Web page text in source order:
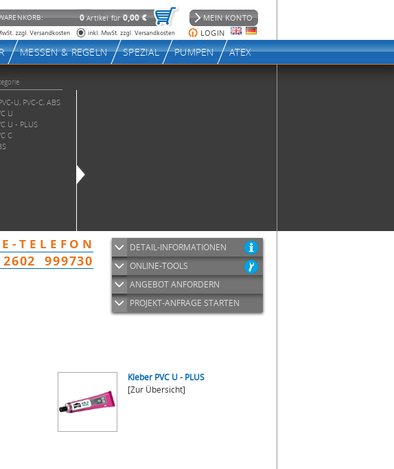
Kleber PVC U - PLUS
[Zur Übersicht]
DETAIL-INFORMATIONEN
ONLINE-TOOLS
ANGEBOT ANFORDERN
PROJEKT-ANFRAGE STARTEN